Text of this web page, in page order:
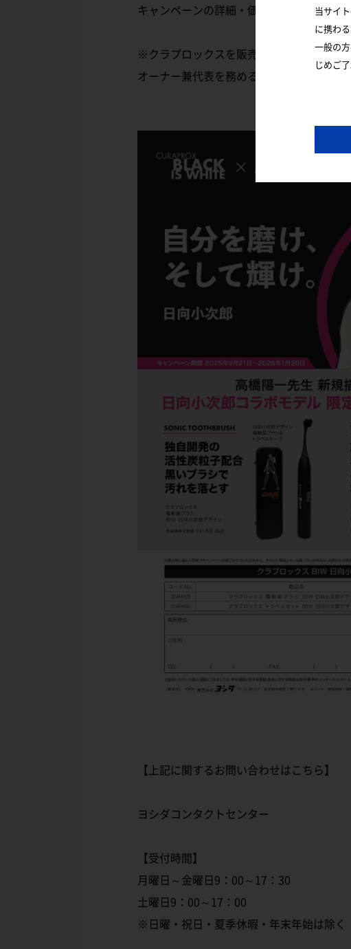
キャンペーンの詳細・価格はお取り扱い
※クラプロックスを販売する株式会社ク
オーナー兼代表を務めるサッカークラブ、
【上記に関するお問い合わせはこちら】
ヨシダコンタクトセンター
【受付時間】
月曜日～金曜日9：00～17：30
土曜日9：00～17：00
※日曜・祝日・夏季休暇・年末年始は除く
当サイ
に携わ
一般の
じめご